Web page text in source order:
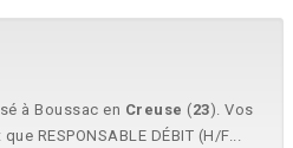
à Boussac en Creuse (23). Vos
RESPONSABLE DÉBIT (H/F...